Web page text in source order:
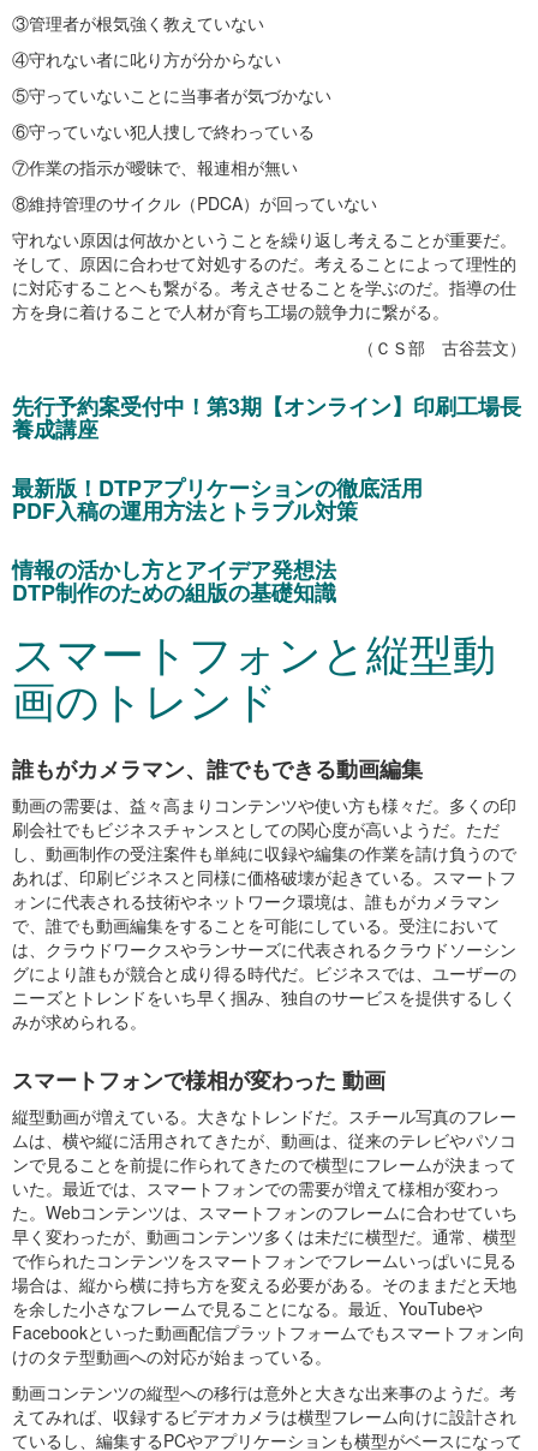
③管理者が根気強く教えていない
④守れない者に叱り方が分からない
⑤守っていないことに当事者が気づかない
⑥守っていない犯人捜しで終わっている
⑦作業の指示が曖昧で、報連相が無い
⑧維持管理のサイクル（PDCA）が回っていない
守れない原因は何故かということを繰り返し考えることが重要だ。
そして、原因に合わせて対処するのだ。考えることによって理性的
に対応することへも繋がる。考えさせることを学ぶのだ。指導の仕
方を身に着けることで人材が育ち工場の競争力に繋がる。
（ＣＳ部 古谷芸文）
先行予約案受付中！第3期【オンライン】印刷工場長
養成講座
最新版！DTPアプリケーションの徹底活用
PDF入稿の運用方法とトラブル対策
情報の活かし方とアイデア発想法
DTP制作のための組版の基礎知識
スマートフォンと縦型動
画のトレンド
誰もがカメラマン、誰でもできる動画編集
動画の需要は、益々高まりコンテンツや使い方も様々だ。多くの印
刷会社でもビジネスチャンスとしての関心度が高いようだ。ただ
し、動画制作の受注案件も単純に収録や編集の作業を請け負うので
あれば、印刷ビジネスと同様に価格破壊が起きている。スマートフ
ォンに代表される技術やネットワーク環境は、誰もがカメラマン
で、誰でも動画編集をすることを可能にしている。受注において
は、クラウドワークスやランサーズに代表されるクラウドソーシン
グにより誰もが競合と成り得る時代だ。ビジネスでは、ユーザーの
ニーズとトレンドをいち早く掴み、独自のサービスを提供するしく
みが求められる。
スマートフォンで様相が変わった 動画
縦型動画が増えている。大きなトレンドだ。スチール写真のフレー
ムは、横や縦に活用されてきたが、動画は、従来のテレビやパソコ
ンで見ることを前提に作られてきたので横型にフレームが決まって
いた。最近では、スマートフォンでの需要が増えて様相が変わっ
た。Webコンテンツは、スマートフォンのフレームに合わせていち
早く変わったが、動画コンテンツ多くは未だに横型だ。通常、横型
で作られたコンテンツをスマートフォンでフレームいっぱいに見る
場合は、縦から横に持ち方を変える必要がある。そのままだと天地
を余した小さなフレームで見ることになる。最近、YouTubeや
Facebookといった動画配信プラットフォームでもスマートフォン向
けのタテ型動画への対応が始まっている。
動画コンテンツの縦型への移行は意外と大きな出来事のようだ。考
えてみれば、収録するビデオカメラは横型フレーム向けに設計され
ているし、編集するPCやアプリケーションも横型がベースになって